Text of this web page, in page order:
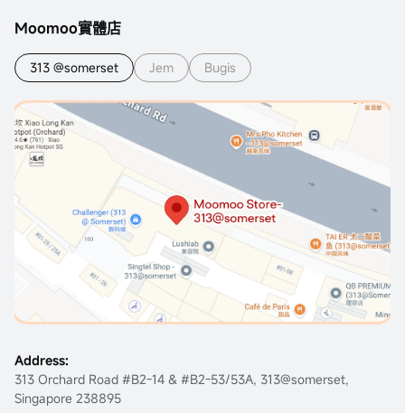
Moomoo實體店
313 @somerset Jem Bugis
Address:
313 Orchard Road #B2-14 & #B2-53/53A, 313@somerset,
Singapore 238895